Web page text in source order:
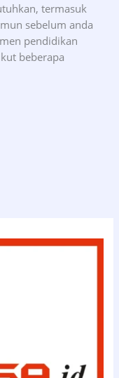
termasuk
sebelum anda
pendidikan
beberapa